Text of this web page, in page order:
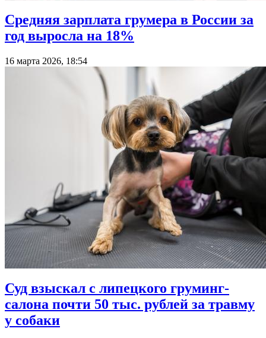
Средняя зарплата грумера в России за
год выросла на 18%
16 марта 2026, 18:54
Суд взыскал с липецкого груминг-
салона почти 50 тыс. рублей за травму
у собаки